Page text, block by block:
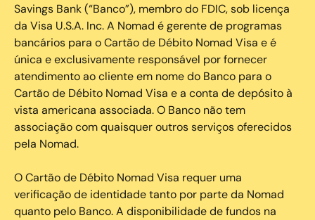
Savings Bank (“Banco”), membro do FDIC, sob licença
da Visa U.S.A. Inc. A Nomad é gerente de programas
bancários para o Cartão de Débito Nomad Visa e é
única e exclusivamente responsável por fornecer
atendimento ao cliente em nome do Banco para o
Cartão de Débito Nomad Visa e a conta de depósito à
vista americana associada. O Banco não tem
associação com quaisquer outros serviços oferecidos
pela Nomad.
O Cartão de Débito Nomad Visa requer uma
verificação de identidade tanto por parte da Nomad
quanto pelo Banco. A disponibilidade de fundos na